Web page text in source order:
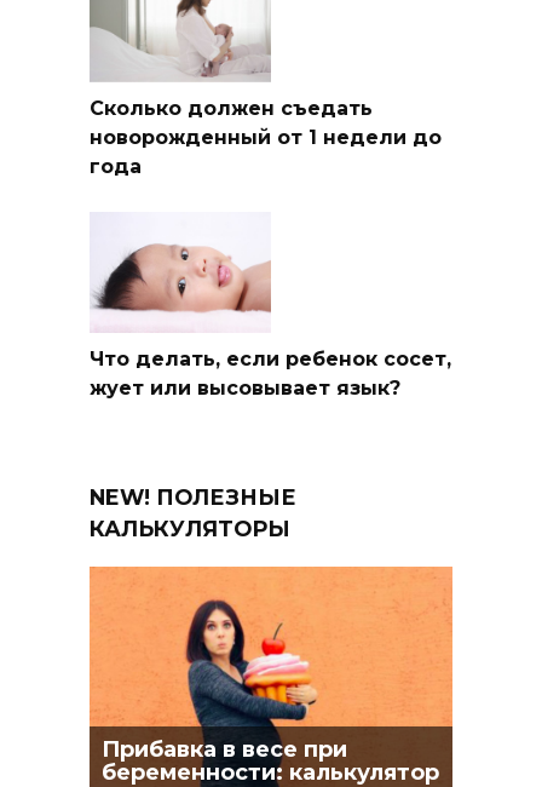
Сколько должен съедать
новорожденный от 1 недели до
года
Что делать, если ребенок сосет,
жует или высовывает язык?
NEW! ПОЛЕЗНЫЕ
КАЛЬКУЛЯТОРЫ
Прибавка в весе при
беременности: калькулятор